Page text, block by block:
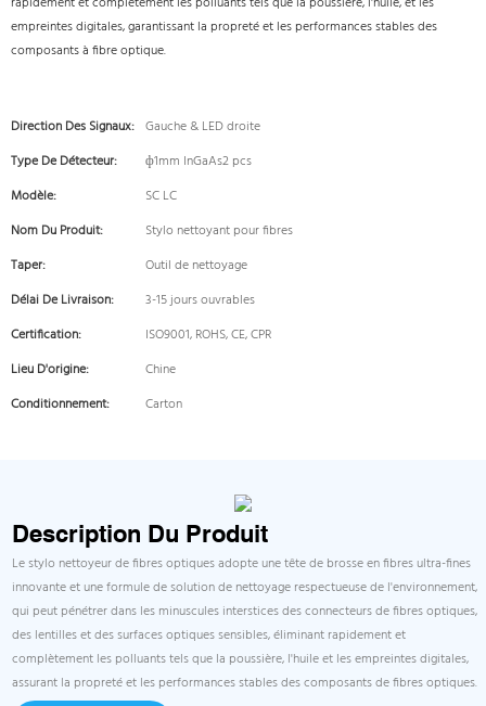
empreintes digitales, garantissant la propreté et les performances stables des
composants à fibre optique.
Direction Des Signaux: Gauche & LED droite
Type De Détecteur:
ф1mm InGaAs2 pcs
Modèle:
SC LC
Nom Du Produit:
Stylo nettoyant pour fibres
Taper:
Outil de nettoyage
Délai De Livraison:
3-15 jours ouvrables
Certification:
ISO9001, ROHS, CE, CPR
Lieu D'origine:
Chine
Conditionnement:
Carton
Description Du Produit
Le stylo nettoyeur de fibres optiques adopte une tête de brosse en fibres ultra-fines
innovante et une formule de solution de nettoyage respectueuse de l'environnement,
qui peut pénétrer dans les minuscules interstices des connecteurs de fibres optiques,
des lentilles et des surfaces optiques sensibles, éliminant rapidement et
complètement les polluants tels que la poussière, l'huile et les empreintes digitales,
assurant la propreté et les performances stables des composants de fibres optiques.